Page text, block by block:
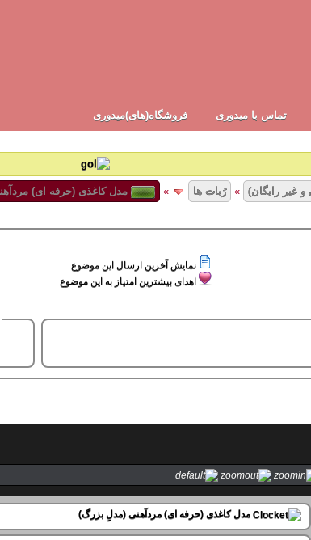
تماس با میدوری فروشگاه(های)میدوری
غیر رایگان) » رُبات ها » مدل کاغذی (حرفه ای)
نمایش آخرین ارسال این موضوع
اهدای بیشترین امتیاز به این موضوع
مدل کاغذی (حرفه ای) مردآهنی (مدلِ بزرگ)